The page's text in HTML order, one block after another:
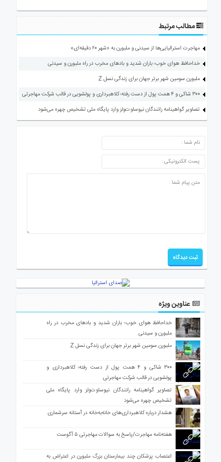
مطالب مرتبط
مهاجرت استرالیایی‌ها از سیدنی و ملبورن به «شهر ۲۰ دقیقه‌ای»
خداحافظ هوای خوب؛ باران شدید و بادهای مخرب در راه ملبورن و سیدنی
ملبورن سومین شهر برتر جهان برای زندگی نسل Z
۳۰۰ شاکی و ۴ همت پول از دست رفته؛ کلاهبرداری و پولشویی در قالب شرکت مهاجرتی
تصاویر گواهینامه رانندگان نیوساوت‌ولز وارد پایگاه ملی تشخیص چهره می‌شود
ارسال دیدگاه
عناوین ویژه
خداحافظ هوای خوب؛ باران شدید و بادهای مخرب در راه
ملبورن و سیدنی
ملبورن سومین شهر برتر جهان برای زندگی نسل Z
۳۰۰ شاکی و ۴ همت پول از دست رفته؛ کلاهبرداری و
پولشویی در قالب شرکت مهاجرتی
تصاویر گواهینامه رانندگان نیوساوت‌ولز وارد پایگاه ملی
تشخیص چهره می‌شود
هشدار درباره کلاهبرداری‌های خانه‌به‌خانه در آستانه سرشماری
هفته‌نامه مهاجرت/پاسخ به سوالات مهاجرتی ۵ آگوست
اعتصاب پزشکان چند بیمارستان بزرگ ملبورن در اعتراض به